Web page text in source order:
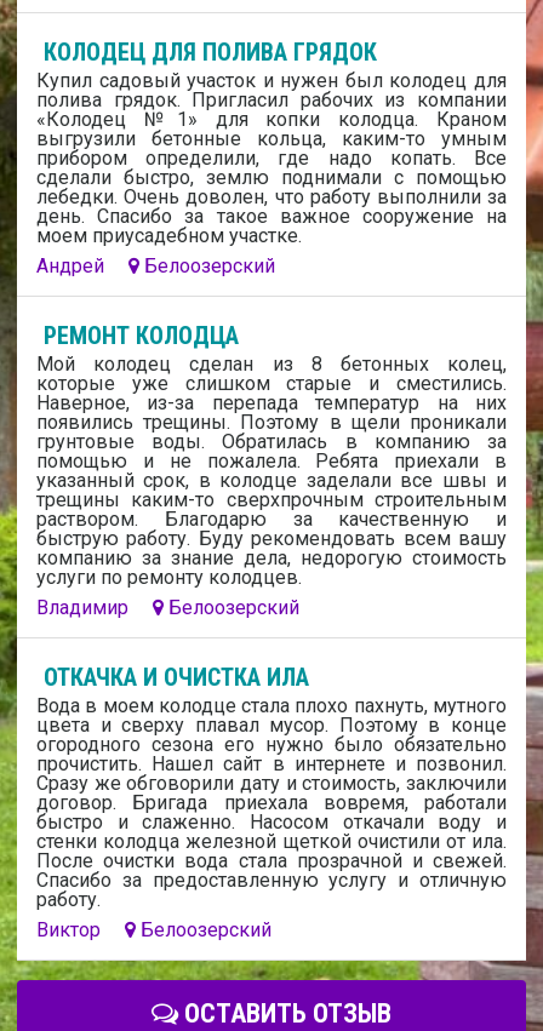
КОЛОДЕЦ ДЛЯ ПОЛИВА ГРЯДОК
Купил садовый участок и нужен был колодец для
полива грядок. Пригласил рабочих из компании
«Колодец №1» для копки колодца. Краном
выгрузили бетонные кольца, каким-то умным
прибором определили, где надо копать. Все
сделали быстро, землю поднимали с помощью
лебедки. Очень доволен, что работу выполнили за
день. Спасибо за такое важное сооружение на
моем приусадебном участке.
Андрей
Белоозерский
РЕМОНТ КОЛОДЦА
Мой колодец сделан из 8 бетонных колец,
которые уже слишком старые и сместились.
Наверное, из-за перепада температур на них
появились трещины. Поэтому в щели проникали
грунтовые воды. Обратилась в компанию за
помощью и не пожалела. Ребята приехали в
указанный срок, в колодце заделали все швы и
трещины каким-то сверхпрочным строительным
раствором. Благодарю за качественную и
быструю работу. Буду рекомендовать всем вашу
компанию за знание дела, недорогую стоимость
услуги по ремонту колодцев.
Владимир
Белоозерский
ОТКАЧКА И ОЧИСТКА ИЛА
Вода в моем колодце стала плохо пахнуть, мутного
цвета и сверху плавал мусор. Поэтому в конце
огородного сезона его нужно было обязательно
прочистить. Нашел сайт в интернете и позвонил.
Сразу же обговорили дату и стоимость, заключили
договор. Бригада приехала вовремя, работали
быстро и слаженно. Насосом откачали воду и
стенки колодца железной щеткой очистили от ила.
После очистки вода стала прозрачной и свежей.
Спасибо за предоставленную услугу и отличную
работу.
Виктор
Белоозерский
ОСТАВИТЬ ОТЗЫВ